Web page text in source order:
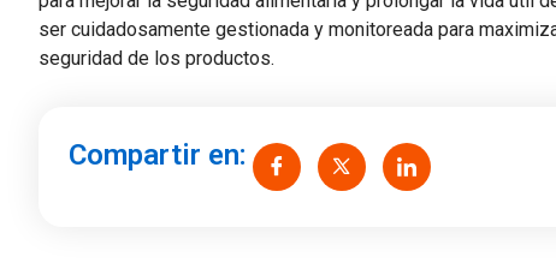
ser cuidadosamente gestionada y monitoreada para
seguridad de los productos.
Compartir en: